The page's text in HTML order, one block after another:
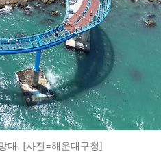
대. [사진=해운대구청]